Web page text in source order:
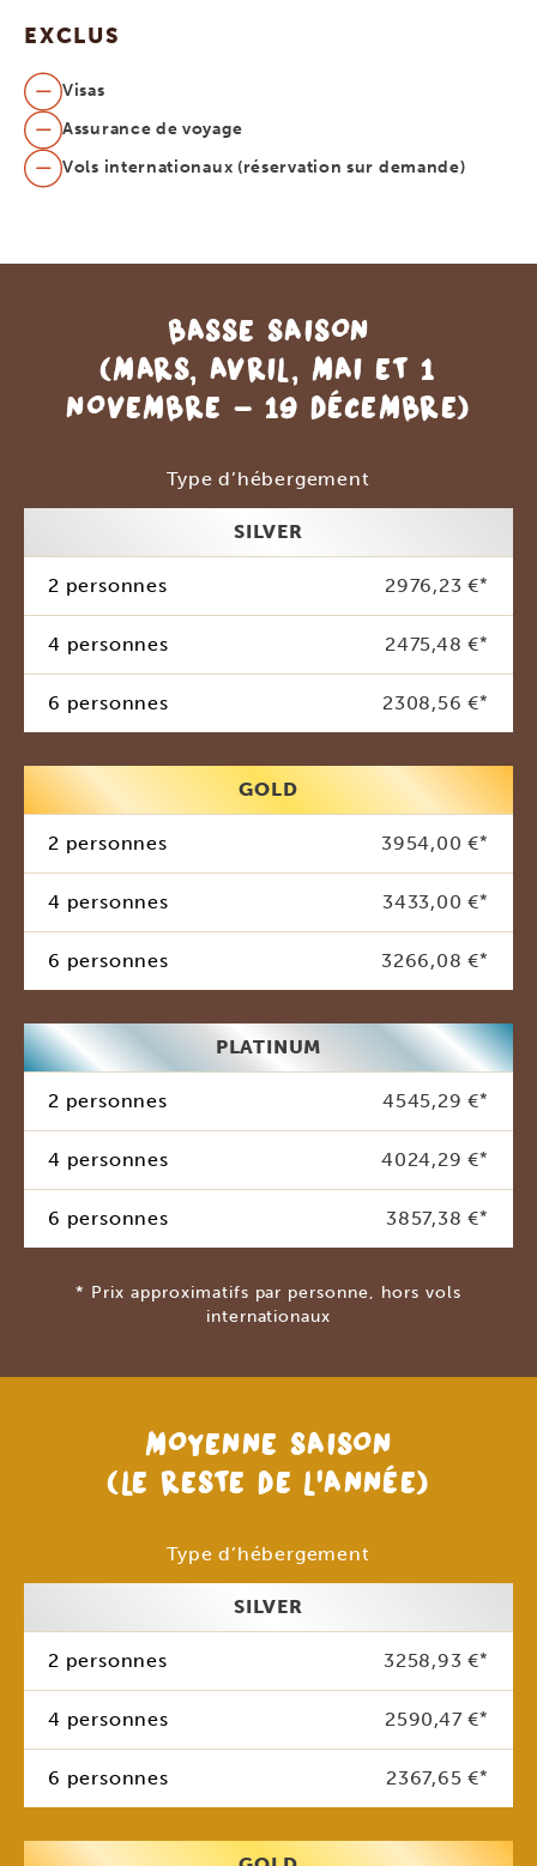
EXCLUS
Visas
Assurance de voyage
Vols internationaux (réservation sur demande)
BASSE SAISON
(MARS, AVRIL, MAI ET 1
NOVEMBRE - 19 DÉCEMBRE)
Type d’hébergement
SILVER
2 personnes 2976,23 €*
4 personnes 2475,48 €*
6 personnes 2308,56 €*
GOLD
2 personnes 3954,00 €*
4 personnes 3433,00 €*
6 personnes 3266,08 €*
PLATINUM
2 personnes 4545,29 €*
4 personnes 4024,29 €*
6 personnes 3857,38 €*
* Prix approximatifs par personne, hors vols
internationaux
MOYENNE SAISON
(LE RESTE DE L’ANNÉE)
Type d’hébergement
SILVER
2 personnes 3258,93 €*
4 personnes 2590,47 €*
6 personnes 2367,65 €*